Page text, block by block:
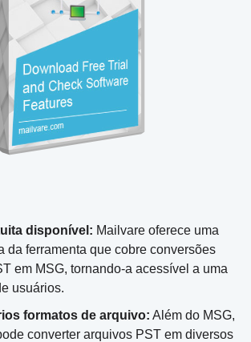
disponível: Mailvare oferece uma
da ferramenta que cobre conversões
em MSG, tornando-a acessível a uma
usuários.
formatos de arquivo: Além do MSG,
converter arquivos PST em diversos